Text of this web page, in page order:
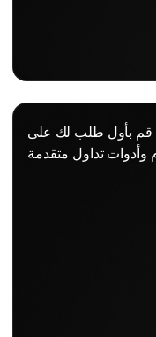
قم بأول طلب لك على Cryptomus مع سيولة عالية وواجهة